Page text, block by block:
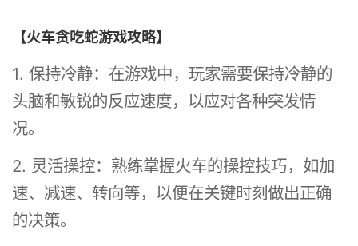
【火车贪吃蛇游戏攻略】
1. 保持冷静：在游戏中，玩家需要保持冷静的
头脑和敏锐的反应速度，以应对各种突发情
况。
2. 灵活操控：熟练掌握火车的操控技巧，如加
速、减速、转向等，以便在关键时刻做出正确
的决策。